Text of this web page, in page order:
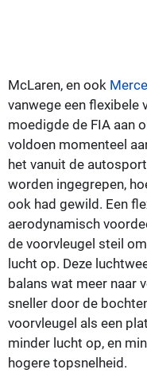
McLaren, en ook
vanwege een flexibele
moedigde de FIA aan
voldoen momenteel
het vanuit de
worden ingegrepen,
ook had gewild. Een
aerodynamisch
de voorvleugel steil
lucht op. Deze
balans wat meer naar
sneller door de
voorvleugel als een
minder lucht op, en
hogere topsnelheid.